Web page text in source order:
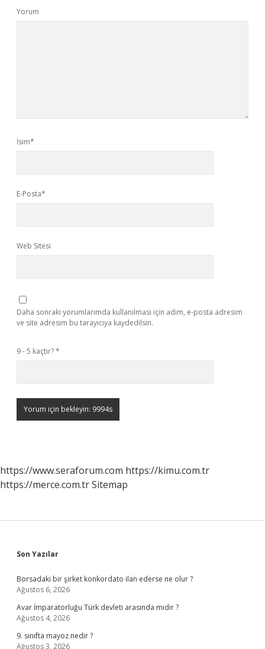
Yorum
İsim*
E-Posta*
Web Sitesi
Daha sonraki yorumlarımda kullanılması için adım, e-posta adresim
ve site adresim bu tarayıcıya kaydedilsin.
9 - 5 kaçtır?*
https://www.seraforum.com https://kimu.com.tr
https://merce.com.trSitemap
Sidebar
Son Yazılar
Borsadaki bir şirket konkordato ilan ederse ne olur ?
Ağustos 6, 2026
Avar İmparatorluğu Türk devleti arasında mıdır ?
Ağustos 4, 2026
9. sınıfta mayoz nedir ?
Ağustos 3, 2026